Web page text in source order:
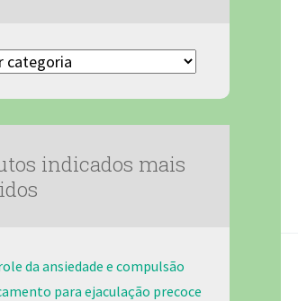
indicados mais
da ansiedade e compulsão
para ejaculação precoce